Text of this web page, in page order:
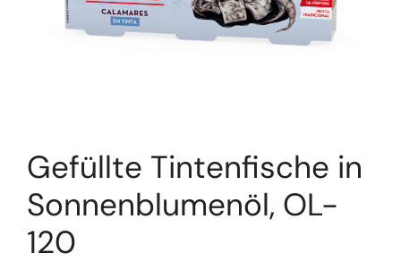
Gefüllte Tintenfische in
Sonnenblumenöl, OL-
120